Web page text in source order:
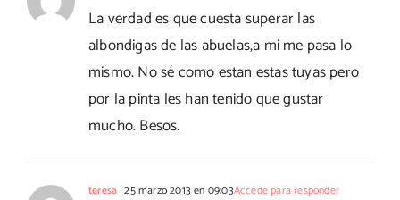
La verdad es que cuesta superar las
albondigas de las abuelas,a mi me pasa lo
mismo. No sé como estan estas tuyas pero
por la pinta les han tenido que gustar
mucho. Besos.
teresa 25 marzo 2013 en 09:03Accede para responder